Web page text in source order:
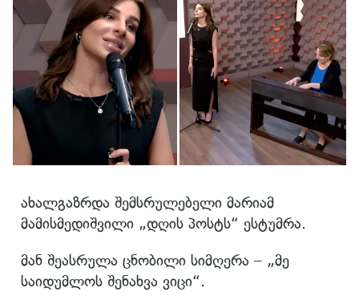
ახალგაზრდა შემსრულებელი მარიამ
მამისმედიშვილი „დღის პოსტს“ ესტუმრა.
მან შეასრულა ცნობილი სიმღერა – „მე
საიდუმლოს შენახვა ვიცი“.